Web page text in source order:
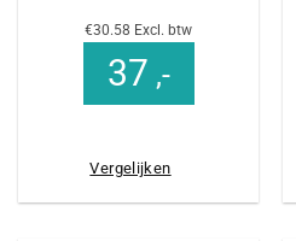
€30.58 Excl. btw
37 ,-
Vergelijken